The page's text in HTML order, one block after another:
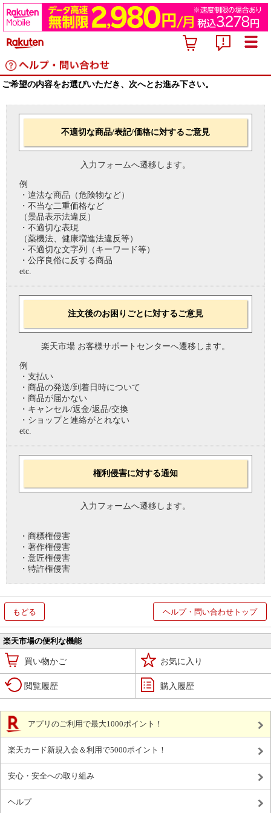
ご希望の内容をお選びいただき、次へとお進み下さい。
不適切な商品/表記/価格に対するご意見
入力フォームへ遷移します。
例
・違法な商品（危険物など）
・不当な二重価格など
（景品表示法違反）
・不適切な表現
（薬機法、健康増進法違反等）
・不適切な文字列（キーワード等）
・公序良俗に反する商品
etc.
注文後のお困りごとに対するご意見
楽天市場 お客様サポートセンターへ遷移します。
例
・支払い
・商品の発送/到着日時について
・商品が届かない
・キャンセル/返金/返品/交換
・ショップと連絡がとれない
etc.
権利侵害に対する通知
入力フォームへ遷移します。
・商標権侵害
・著作権侵害
・意匠権侵害
・特許権侵害
もどる ヘルプ・問い合わせトップ
楽天市場の便利な機能
買い物かご お気に入り
閲覧履歴 購入履歴
アプリのご利用で最大1000ポイント！
楽天カード新規入会＆利用で5000ポイント！
安心・安全への取り組み
ヘルプ